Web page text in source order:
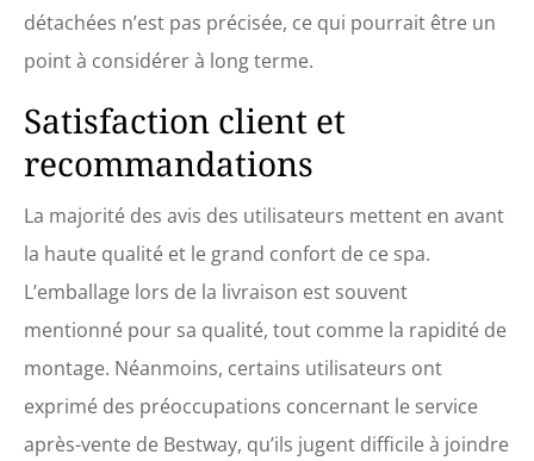
détachées n’est pas précisée, ce qui pourrait être un
point à considérer à long terme.
Satisfaction client et
recommandations
La majorité des avis des utilisateurs mettent en avant
la haute qualité et le grand confort de ce spa.
L’emballage lors de la livraison est souvent
mentionné pour sa qualité, tout comme la rapidité de
montage. Néanmoins, certains utilisateurs ont
exprimé des préoccupations concernant le service
après-vente de Bestway, qu’ils jugent difficile à joindre